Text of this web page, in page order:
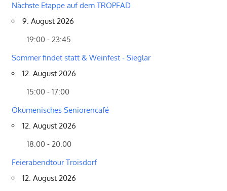
Nächste Etappe auf dem TROPFAD
9. August 2026
19:00 - 23:45
Sommer findet statt & Weinfest - Sieglar
12. August 2026
15:00 - 17:00
Ökumenisches Seniorencafé
12. August 2026
18:00 - 20:00
Feierabendtour Troisdorf
12. August 2026